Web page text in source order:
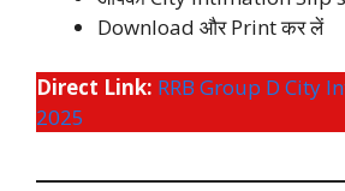
Download और Print कर लें
Direct Link: RRB Group D City
2025